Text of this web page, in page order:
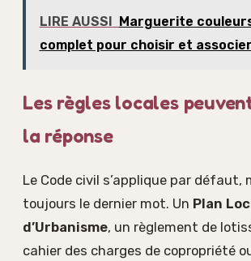
LIRE AUSSI Marguerite
complet pour choisir et
Les règles locales
la réponse
Le Code civil s’applique par défaut,
toujours le dernier mot. Un Plan
d’Urbanisme, un règlement de
cahier des charges de copropriété